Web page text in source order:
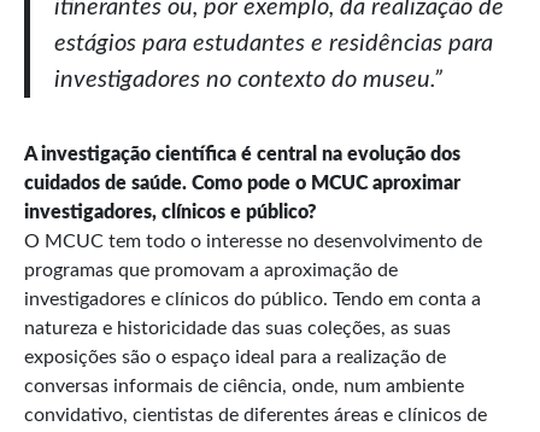
itinerantes ou, por exemplo, da realização de
estágios para estudantes e residências para
investigadores no contexto do museu.”
A investigação científica é central na evolução dos
cuidados de saúde. Como pode o MCUC aproximar
investigadores, clínicos e público?
O MCUC tem todo o interesse no desenvolvimento de
programas que promovam a aproximação de
investigadores e clínicos do público. Tendo em conta a
natureza e historicidade das suas coleções, as suas
exposições são o espaço ideal para a realização de
conversas informais de ciência, onde, num ambiente
convidativo, cientistas de diferentes áreas e clínicos de